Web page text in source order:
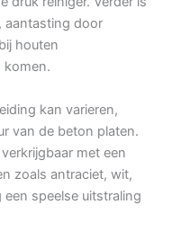
aantasting door
houten
komen.
kan varieren,
van de beton platen.
met een
zoals antraciet, wit,
speelse uitstraling